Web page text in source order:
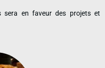
sera en faveur des projets et